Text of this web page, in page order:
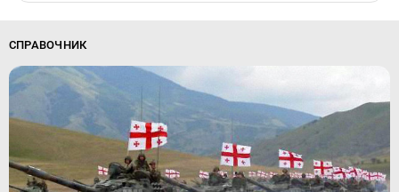
СПРАВОЧНИК